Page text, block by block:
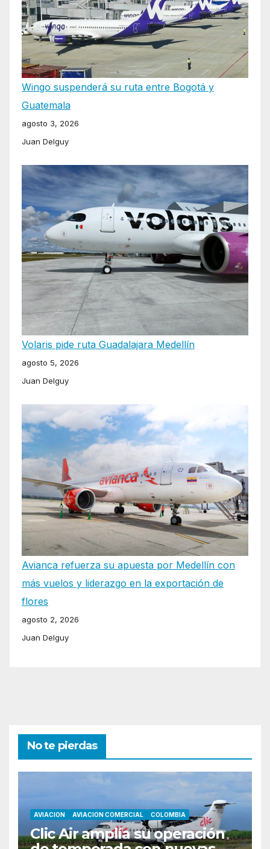
Wingo suspenderá su ruta entre Bogotá y
Guatemala
agosto 3, 2026
Juan Delguy
Volaris pide ruta Guadalajara Medellín
agosto 5, 2026
Juan Delguy
Avianca refuerza su apuesta por Medellín con
más vuelos y liderazgo en la exportación de
flores
agosto 2, 2026
Juan Delguy
No te pierdas
AVIACION AVIACION COMERCIAL COLOMBIA
Clic Air amplía su operación